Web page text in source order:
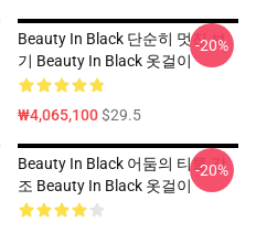
Beauty In Black 단순히 멋진 보
기 Beauty In Black 옷걸이
₩4,065,100$29.5
-20%
Beauty In Black 어둠의 티를 강
조 Beauty In Black 옷걸이
-20%